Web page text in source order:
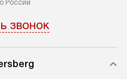
России
звонок